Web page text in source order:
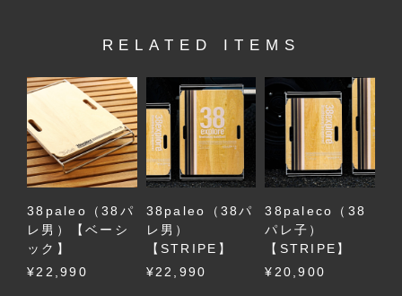
RELATED ITEMS
38paleo（38パ
レ男）【ベーシ
ック】
¥22,990
38paleo（38パ
レ男）
【STRIPE】
¥22,990
38paleco（38
パレ子）
【STRIPE】
¥20,900